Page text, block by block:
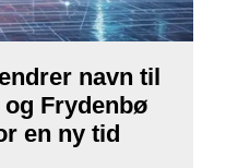
navn til
Frydenbø
en ny tid